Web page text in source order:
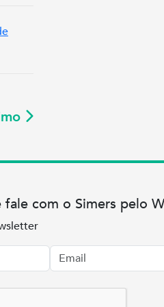
fale com o Simers pelo